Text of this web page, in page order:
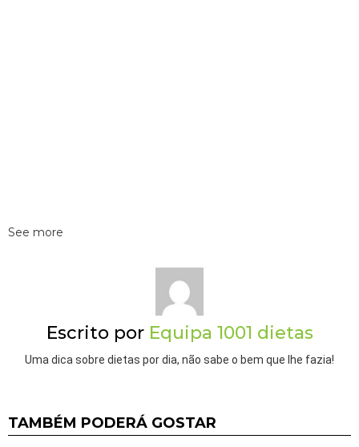
See more
Escrito por Equipa 1001 dietas
Uma dica sobre dietas por dia, não sabe o bem que lhe fazia!
TAMBÉM PODERÁ GOSTAR